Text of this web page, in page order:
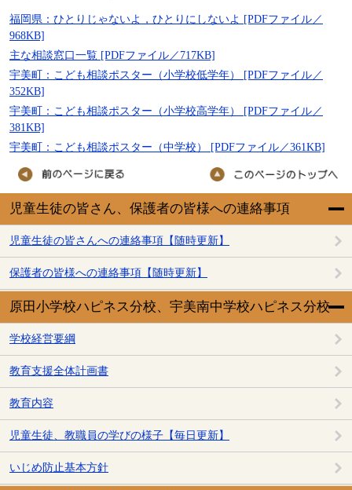
児童生徒の皆さん、保護者の皆様への連絡事項
児童生徒の皆さんへの連絡事項【随時更新】
保護者の皆様への連絡事項【随時更新】
原田小学校ハピネス分校、宇美南中学校ハピネス分校
学校経営要綱
教育支援全体計画書
教育内容
児童生徒、教職員の学びの様子【毎日更新】
いじめ防止基本方針
福岡県：ひとりじゃないよ，ひとりにしないよ [PDFファイル／
968KB]
主な相談窓口一覧 [PDFファイル／717KB]
宇美町：こども相談ポスター（小学校低学年） [PDFファイル／
352KB]
宇美町：こども相談ポスター（小学校高学年） [PDFファイル／
381KB]
宇美町：こども相談ポスター（中学校） [PDFファイル／361KB]